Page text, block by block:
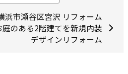
浜市瀬谷区宮沢 リフォーム
のある2階建てを新規内装
デザインリフォーム